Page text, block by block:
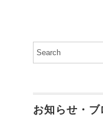
お知らせ・